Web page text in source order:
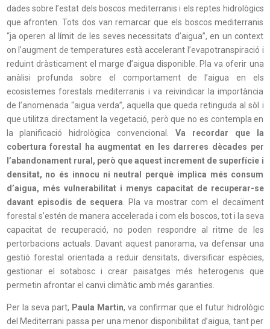
dades sobre l’estat dels boscos mediterranis i els reptes hidrològics
que afronten. Tots dos van remarcar que els boscos mediterranis
“ja operen al límit de les seves necessitats d’aigua”, en un context
on l’augment de temperatures està accelerant l’evapotranspiració i
reduint dràsticament el marge d’aigua disponible. Pla va oferir una
anàlisi profunda sobre el comportament de l’aigua en els
ecosistemes forestals mediterranis i va reivindicar la importància
de l’anomenada “aigua verda”, aquella que queda retinguda al sòl i
que utilitza directament la vegetació, però que no es contempla en
la planificació hidrològica convencional. Va recordar que la
cobertura forestal ha augmentat en les darreres dècades per
l’abandonament rural, però que aquest increment de superfície i
densitat, no és innocu ni neutral perquè implica més consum
d’aigua, més vulnerabilitat i menys capacitat de recuperar-se
davant episodis de sequera . Pla va mostrar com el decaïment
forestal s’estén de manera accelerada i com els boscos, tot i la seva
capacitat de recuperació, no poden respondre al ritme de les
pertorbacions actuals. Davant aquest panorama, va defensar una
gestió forestal orientada a reduir densitats, diversificar espècies,
gestionar el sotabosc i crear paisatges més heterogenis que
permetin afrontar el canvi climàtic amb més garanties.
Per la seva part, Paula Martin, va confirmar que el futur hidrològic
del Mediterrani passa per una menor disponibilitat d’aigua, tant per